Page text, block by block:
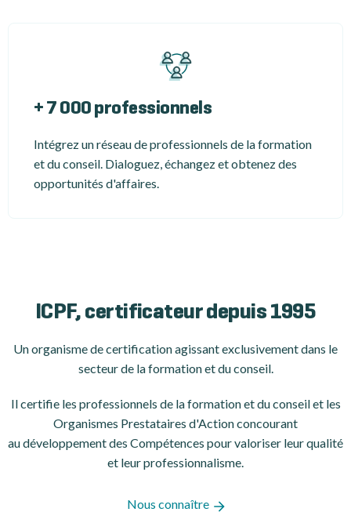
+ 7 000 professionnels
Intégrez un réseau de professionnels de la formation
et du conseil. Dialoguez, échangez et obtenez des
opportunités d'affaires.
ICPF, certificateur depuis 1995
Un organisme de certificationagissant exclusivement dans le
secteur de la formation et du conseil.
Il certifie les professionnels de la formation et du conseil et les
Organismes Prestataires d'Action concourant
au développement des Compétences pour valoriser leur qualité
et leur professionnalisme.
Nous connaître